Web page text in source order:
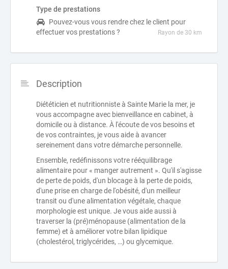
Type de prestations
Pouvez-vous vous rendre chez le client pour
effectuer vos prestations ?
Rayon de 30 km
Description
Diététicien et nutritionniste à Sainte Marie la mer, je
vous accompagne avec bienveillance en cabinet, à
domicile ou à distance. À l'écoute de vos besoins et
de vos contraintes, je vous aide à avancer
sereinement dans votre démarche personnelle.
Ensemble, redéfinissons votre rééquilibrage
alimentaire pour « manger autrement ». Qu'il s'agisse
de perte de poids, d'un blocage à la perte de poids,
d'une prise en charge de l'obésité, d'un meilleur
transit ou d'une alimentation végétale, chaque
morphologie est unique. Je vous aide aussi à
traverser la (pré)ménopause (alimentation de la
femme) et à améliorer votre bilan lipidique
(cholestérol, triglycérides, …) ou glycemique.